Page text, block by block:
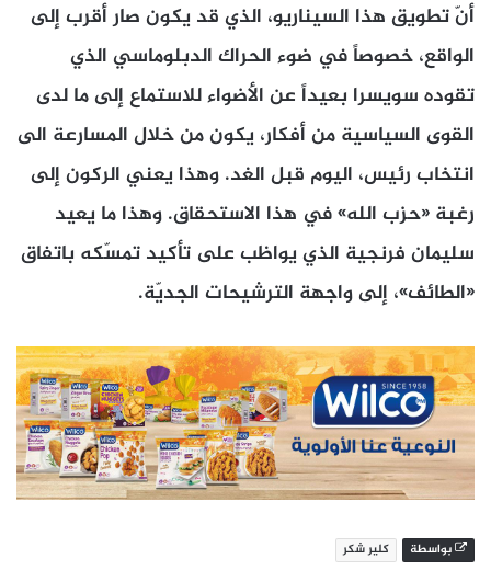
أنّ تطويق هذا السيناريو، الذي قد يكون صار أقرب إلى
الواقع، خصوصاً في ضوء الحراك الدبلوماسي الذي
تقوده سويسرا بعيداً عن الأضواء للاستماع إلى ما لدى
القوى السياسية من أفكار، يكون من خلال المسارعة الى
انتخاب رئيس، اليوم قبل الغد. وهذا يعني الركون إلى
رغبة «حزب الله» في هذا الاستحقاق. وهذا ما يعيد
سليمان فرنجية الذي يواظب على تأكيد تمسّكه باتفاق
«الطائف»، إلى واجهة الترشيحات الجديّة.
بواسطة
كلير شكر